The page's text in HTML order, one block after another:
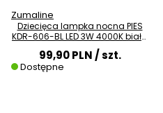
Zumaline
Dziecięca lampka nocna PIES
KDR-606-BL LED 3W 4000K biała
99,90 PLN/ szt.
Dostępne